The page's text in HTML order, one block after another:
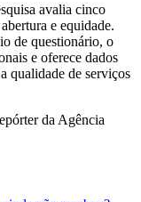
avalia cinco
e equidade.
de questionário, o
e oferece dados
qualidade de serviços
da Agência